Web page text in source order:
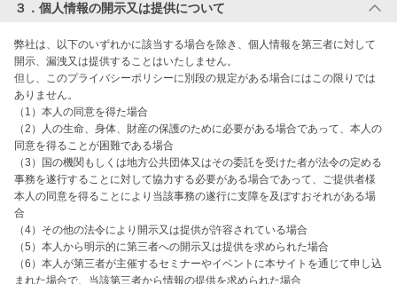
３．個人情報の開示又は提供について
弊社は、以下のいずれかに該当する場合を除き、個人情報を第三者に対して
開示、漏洩又は提供することはいたしません。
但し、このプライバシーポリシーに別段の規定がある場合にはこの限りでは
ありません。
（1）本人の同意を得た場合
（2）人の生命、身体、財産の保護のために必要がある場合であって、本人の
同意を得ることが困難である場合
（3）国の機関もしくは地方公共団体又はその委託を受けた者が法令の定める
事務を遂行することに対して協力する必要がある場合であって、ご提供者様
本人の同意を得ることにより当該事務の遂行に支障を及ぼすおそれがある場
合
（4）その他の法令により開示又は提供が許容されている場合
（5）本人から明示的に第三者への開示又は提供を求められた場合
（6）本人が第三者が主催するセミナーやイベントに本サイトを通じて申し込
まれた場合で、当該第三者から情報の提供を求められた場合